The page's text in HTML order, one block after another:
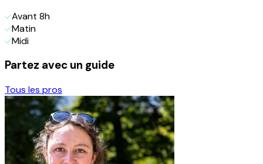
Avant 8h
Matin
Midi
Partez avec un guide
Tous les pros